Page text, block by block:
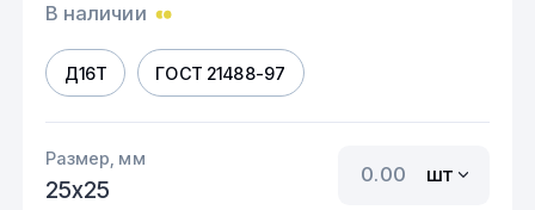
В наличии
Д16Т ГОСТ 21488-97
Размер, мм
25х25
шт